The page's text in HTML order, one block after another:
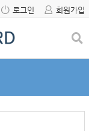
로그인 회원가입